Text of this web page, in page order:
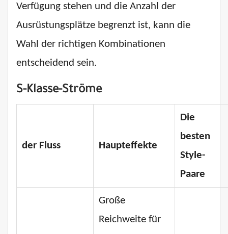
Verfügung stehen und die Anzahl der
Ausrüstungsplätze begrenzt ist, kann die
Wahl der richtigen Kombinationen
entscheidend sein.
S-Klasse-Ströme
der Fluss Haupteffekte
Die
besten
Style-
Paare
Große
Reichweite für